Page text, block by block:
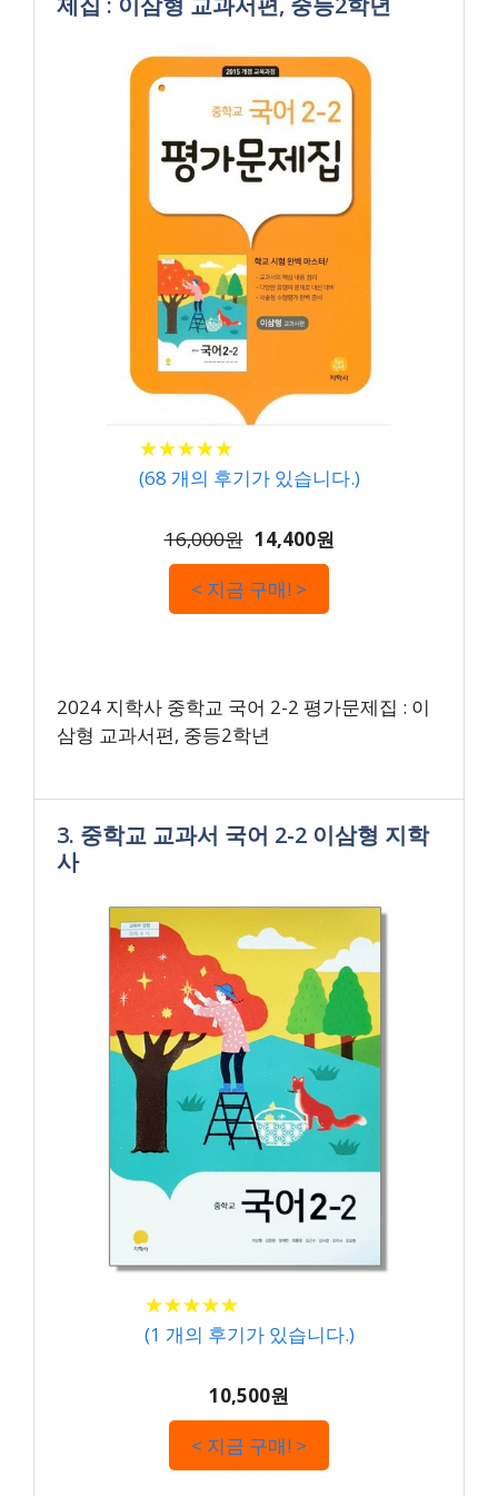
★★★★★
★★★★★
(68 개의 후기가 있습니다.)
16,000원 14,400원
< 지금 구매! >
2024 지학사 중학교 국어 2-2 평가문제집 : 이
삼형 교과서편, 중등2학년
3. 중학교 교과서 국어 2-2 이삼형 지학
사
★★★★★
★★★★★
(1 개의 후기가 있습니다.)
10,500원
< 지금 구매! >